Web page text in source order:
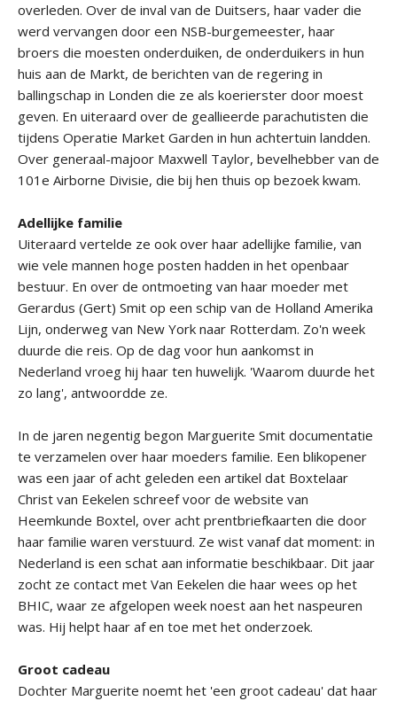
overleden. Over de inval van de Duitsers, haar vader die
werd vervangen door een NSB-burgemeester, haar
broers die moesten onderduiken, de onderduikers in hun
huis aan de Markt, de berichten van de regering in
ballingschap in Londen die ze als koerierster door moest
geven. En uiteraard over de geallieerde parachutisten die
tijdens Operatie Market Garden in hun achtertuin landden.
Over generaal-majoor Maxwell Taylor, bevelhebber van de
101e Airborne Divisie, die bij hen thuis op bezoek kwam.
Adellijke familie
Uiteraard vertelde ze ook over haar adellijke familie, van
wie vele mannen hoge posten hadden in het openbaar
bestuur. En over de ontmoeting van haar moeder met
Gerardus (Gert) Smit op een schip van de Holland Amerika
Lijn, onderweg van New York naar Rotterdam. Zo'n week
duurde die reis. Op de dag voor hun aankomst in
Nederland vroeg hij haar ten huwelijk. 'Waarom duurde het
zo lang', antwoordde ze.
In de jaren negentig begon Marguerite Smit documentatie
te verzamelen over haar moeders familie. Een blikopener
was een jaar of acht geleden een artikel dat Boxtelaar
Christ van Eekelen schreef voor de website van
Heemkunde Boxtel, over acht prentbriefkaarten die door
haar familie waren verstuurd. Ze wist vanaf dat moment: in
Nederland is een schat aan informatie beschikbaar. Dit jaar
zocht ze contact met Van Eekelen die haar wees op het
BHIC, waar ze afgelopen week noest aan het naspeuren
was. Hij helpt haar af en toe met het onderzoek.
Groot cadeau
Dochter Marguerite noemt het 'een groot cadeau' dat haar